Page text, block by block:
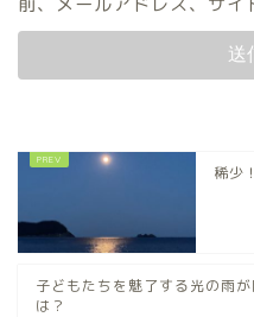
稀少
子どもたちを魅了する光の雨が
は？